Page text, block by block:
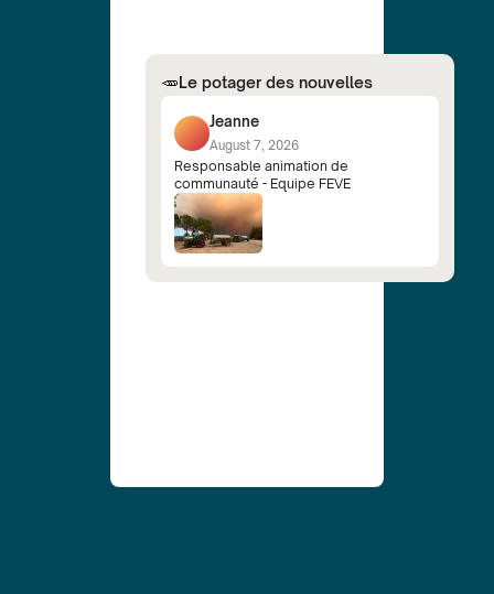
🥕Le potager des nouvelles
Jeanne
August 7, 2026
Responsable animation de
communauté - Equipe FEVE